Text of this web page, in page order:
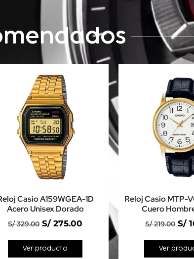
Casio A159WGEA-1D
Acero Unisex Dorado
S/329.00 S/ 275.00
Ver producto
Reloj Casio MTP-
Cuero
S/219.00 S/
Ver